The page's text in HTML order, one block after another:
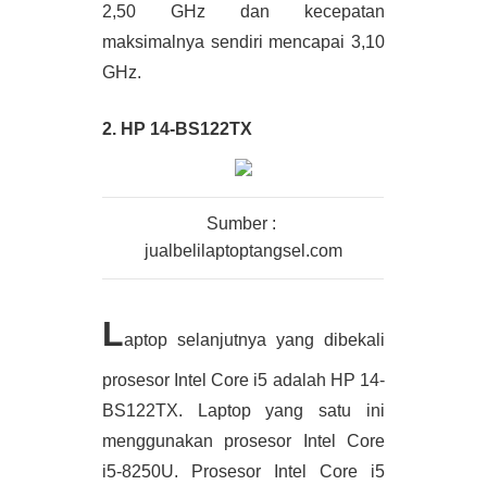
2,50 GHz dan kecepatan
maksimalnya sendiri mencapai 3,10
GHz.
2. HP 14-BS122TX
Sumber :
jualbelilaptoptangsel.com
Laptop selanjutnya yang dibekali
prosesor Intel Core i5 adalah HP 14-
BS122TX. Laptop yang satu ini
menggunakan prosesor Intel Core
i5-8250U. Prosesor Intel Core i5